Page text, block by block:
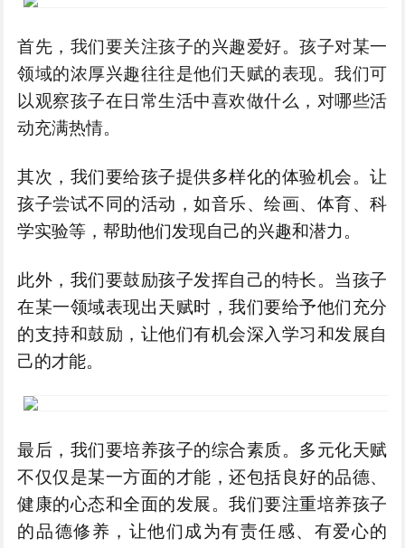
首先，我们要关注孩子的兴趣爱好。孩子对某一
领域的浓厚兴趣往往是他们天赋的表现。我们可
以观察孩子在日常生活中喜欢做什么，对哪些活
动充满热情。
其次，我们要给孩子提供多样化的体验机会。让
孩子尝试不同的活动，如音乐、绘画、体育、科
学实验等，帮助他们发现自己的兴趣和潜力。
此外，我们要鼓励孩子发挥自己的特长。当孩子
在某一领域表现出天赋时，我们要给予他们充分
的支持和鼓励，让他们有机会深入学习和发展自
己的才能。
最后，我们要培养孩子的综合素质。多元化天赋
不仅仅是某一方面的才能，还包括良好的品德、
健康的心态和全面的发展。我们要注重培养孩子
的品德修养，让他们成为有责任感、有爱心的